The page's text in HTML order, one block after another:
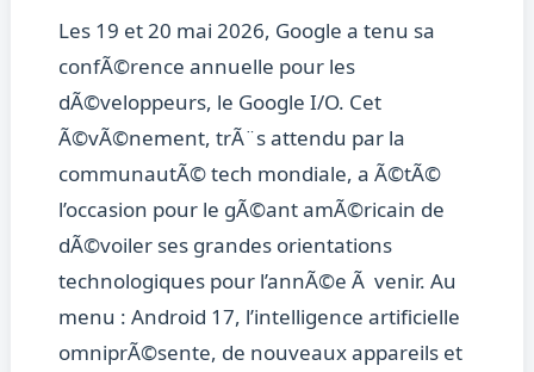
Les 19 et 20 mai 2026, Google a tenu sa
confÃ©rence annuelle pour les
dÃ©veloppeurs, le Google I/O. Cet
Ã©vÃ©nement, trÃ¨s attendu par la
communautÃ© tech mondiale, a Ã©tÃ©
l’occasion pour le gÃ©ant amÃ©ricain de
dÃ©voiler ses grandes orientations
technologiques pour l’annÃ©e Ã venir. Au
menu : Android 17, l’intelligence artificielle
omniprÃ©sente, de nouveaux appareils et